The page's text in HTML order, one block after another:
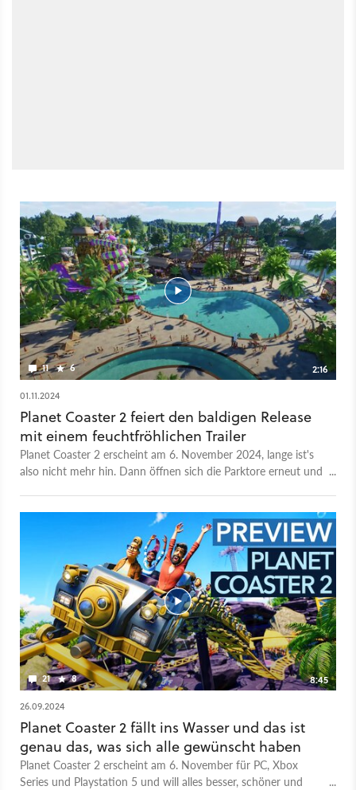
11 6
2:16
01.11.2024
Planet Coaster 2 feiert den baldigen Release
mit einem feuchtfröhlichen Trailer
Planet Coaster 2 erscheint am 6. November 2024, lange ist's
also nicht mehr hin. Dann öffnen sich die Parktore erneut und
Wegetools vor allem die Wasserparks. Denkt jetzt aber nicht
nur an einen schnöden Pool, an dem sich eure Parkbesucher
eine Abkühlung gönnen. Vielmehr könnt ihr auch riesige
Rutschen und andere Wasserattraktionen errichten und so
noch mehr Geld an Land spülen. Schließlich seid ihr kein
Samariter, sondern ein knallharter Park-Manager! Wir haben in
Planet Coaster 2 bereits mehr als 50 Stunden verbracht und
haben festgestellt: Dieses Spiel hat zwei Gesichter!
21 8
8:45
26.09.2024
Planet Coaster 2 fällt ins Wasser und das ist
genau das, was sich alle gewünscht haben
Planet Coaster 2 erscheint am 6. November für PC, Xbox
Series und Playstation 5 und will alles besser, schöner und